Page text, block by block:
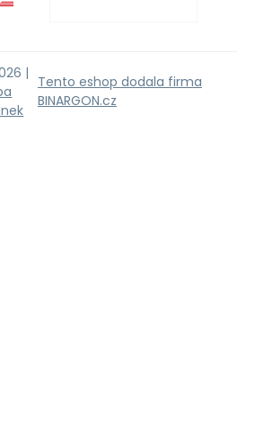
|
Tento eshop dodala firma
BINARGON.cz